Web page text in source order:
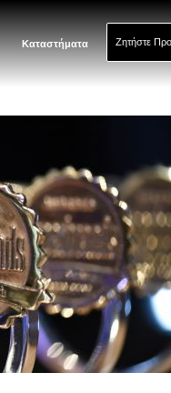
Καταστήματα Ζητήστε